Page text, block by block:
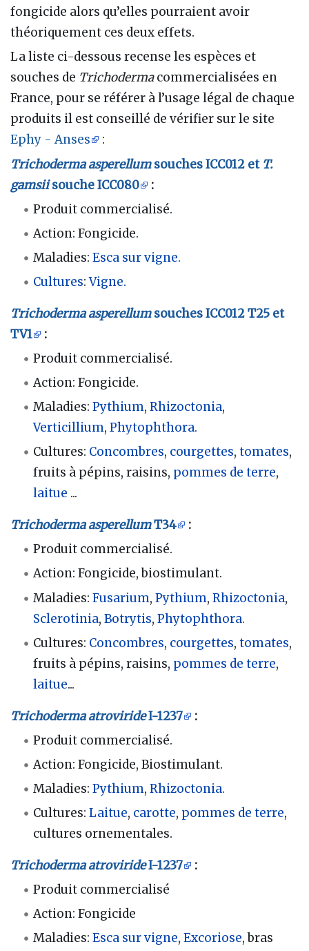
fongicide alors qu’elles pourraient avoir
théoriquement ces deux effets.
La liste ci-dessous recense les espèces et
souches de Trichodermacommercialisées en
France, pour se référer à l’usage légal de chaque
produits il est conseillé de vérifier sur le site
Ephy - Anses
:
Trichoderma asperellumsouches ICC012 et T.
gamsiisouche ICC080
:
Produit commercialisé.
Action: Fongicide.
Maladies:Esca sur vigne.
Cultures:Vigne.
Trichoderma asperellumsouches ICC012 T25 et
TV1
:
Produit commercialisé.
Action: Fongicide.
Maladies:Pythium,Rhizoctonia,
Verticillium,Phytophthora.
Cultures: Concombres, courgettes,tomates,
fruits à pépins, raisins, pommes de terre,
laitue ...
Trichoderma asperellumT34
:
Produit commercialisé.
Action: Fongicide, biostimulant.
Maladies:Fusarium,Pythium,Rhizoctonia,
Sclerotinia,Botrytis,Phytophthora.
Cultures: Concombres, courgettes,tomates,
fruits à pépins, raisins, pommes de terre,
laitue...
Trichoderma atrovirideI-1237
:
Produit commercialisé.
Action: Fongicide, Biostimulant.
Maladies:Pythium,Rhizoctonia.
Cultures:Laitue, carotte, pommes de terre,
cultures ornementales.
Trichoderma atrovirideI-1237
:
Produit commercialisé
Action: Fongicide
Maladies:Esca sur vigne,Excoriose, bras